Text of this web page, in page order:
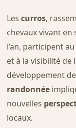
Les curros,
chevaux vivant
l’an, participent au
et à la visibilité de
développement de
randonnée
nouvelles
locaux.